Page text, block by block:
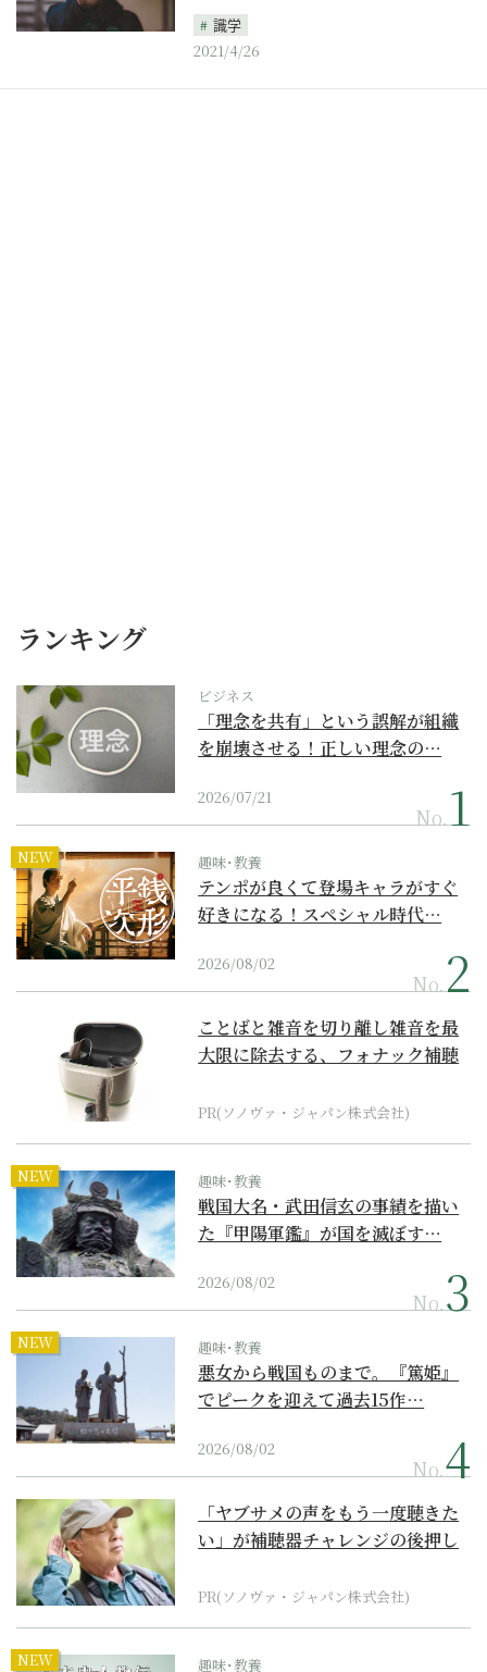
識学
2021/4/26
ランキング
ビジネス
「理念を共有」という誤解が組織
を崩壊させる！正しい理念の…
2026/07/21
No.
NEW 趣味･教養
テンポが良くて登場キャラがすぐ
好きになる！スペシャル時代…
2026/08/02
No.
ことばと雑音を切り離し雑音を最
大限に除去する、フォナック補聴
PR(ソノヴァ・ジャパン株式会社)
NEW 趣味･教養
戦国大名・武田信玄の事績を描い
た『甲陽軍鑑』が国を滅ぼす…
2026/08/02
No.
NEW 趣味･教養
悪女から戦国ものまで。『篤姫』
でピークを迎えて過去15作…
2026/08/02
No.
「ヤブサメの声をもう一度聴きた
い」が補聴器チャレンジの後押し
PR(ソノヴァ・ジャパン株式会社)
NEW 趣味･教養